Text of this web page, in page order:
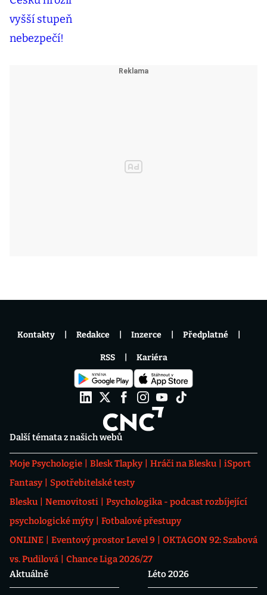
Další témata z našich webů
Moje Psychologie Blesk Tlapky Hráči na Blesku
iSport
Fantasy
Spotřebitelské testy
Blesku
Nemovitosti
Psychologika - podcast rozbíjející
psychologické mýty
Fotbalové přestupy
ONLINE
Eventový prostor Level 9
OKTAGON 92: Szabová
vs. Pudilová
Chance Liga 2026/27
Aktuálně
Léto 2026
Kontakty Redakce Inzerce Předplatné
RSS Kariéra